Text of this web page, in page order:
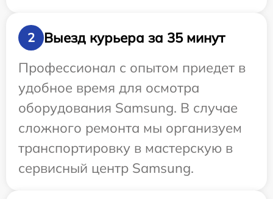
2
Выезд курьера за 35 минут
Профессионал с опытом приедет в
удобное время для осмотра
оборудования Samsung. В случае
сложного ремонта мы организуем
транспортировку в мастерскую в
сервисный центр Samsung.